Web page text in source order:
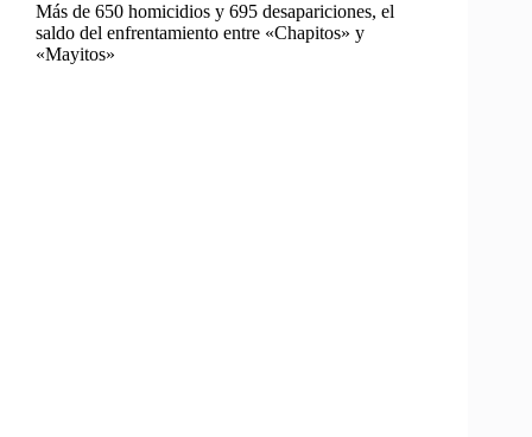
Más de 650 homicidios y 695 desapariciones, el
saldo del enfrentamiento entre «Chapitos» y
«Mayitos»